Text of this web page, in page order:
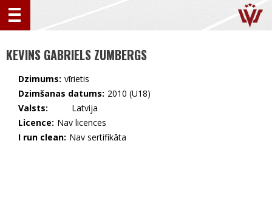
KEVINS GABRIELS ZUMBERGS
Dzimums: vīrietis
Dzimšanas datums: 2010 (U18)
Valsts:
🇱🇻 Latvija
Licence: Nav licences
I run clean: Nav sertifikāta